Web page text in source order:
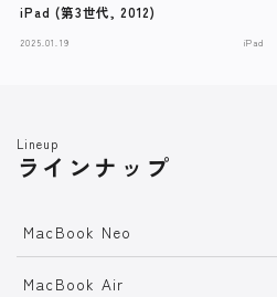
iPad (第3世代, 2012)
2025.01.19 iPad
Lineup
ラインナップ
MacBook Neo
MacBook Air